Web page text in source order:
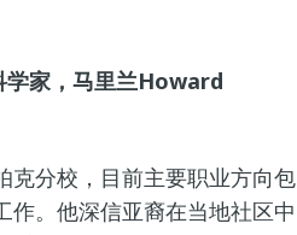
家，马里兰Howard
克分校，目前主要职业方向包
作。他深信亚裔在当地社区中